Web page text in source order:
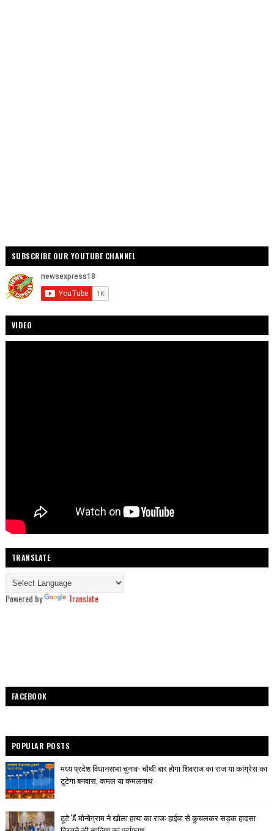
SUBSCRIBE OUR YOUTUBE CHANNEL
VIDEO
TRANSLATE
Powered by Translate
FACEBOOK
POPULAR POSTS
मध्य प्रदेश विधानसभा चुनाव- चौथी बार होगा शिवराज का राज या कांग्रेस का
टूटेगा बनवास, कमल या कमलनाथ
टूटे 'A' मोनोग्राम ने खोला हत्या का राज: हाईवा से कुचलकर सड़क हादसा